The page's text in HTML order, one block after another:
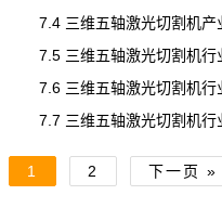
7.4 三维五轴激光切割机产
7.5 三维五轴激光切割机行
7.6 三维五轴激光切割机行
7.7 三维五轴激光切割机行
1 2 下一页 »